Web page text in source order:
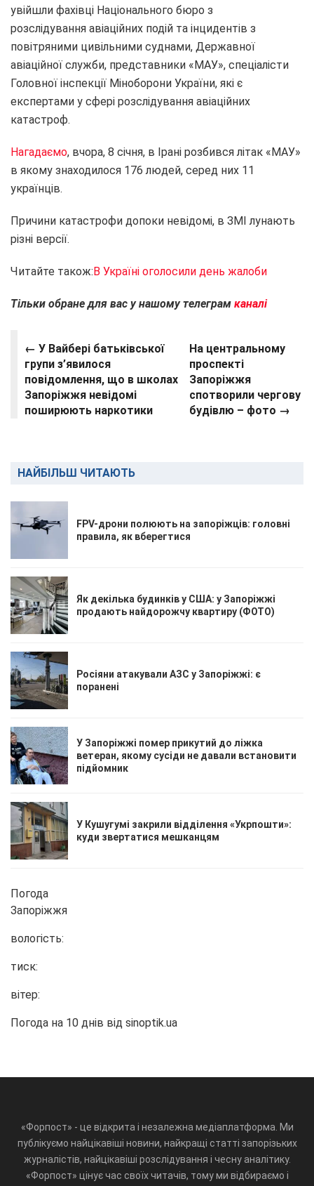
увійшли фахівці Національного бюро з
розслідування авіаційних подій та інцидентів з
повітряними цивільними суднами, Державної
авіаційної служби, представники «МАУ», спеціалісти
Головної інспекції Міноборони України, які є
експертами у сфері розслідування авіаційних
катастроф.
Нагадаємо, вчора, 8 січня, в Ірані розбився літак «МАУ»
в якому знаходилося 176 людей, серед них 11
українців.
Причини катастрофи допоки невідомі, в ЗМІ лунають
різні версії.
Читайте також: В Україні оголосили день жалоби
Тільки обране для вас у нашому телеграм каналі
← У Вайбері батьківської
групи з’явилося
повідомлення, що в школах
Запоріжжя невідомі
поширюють наркотики
На центральному
проспекті
Запоріжжя
спотворили чергову
будівлю – фото →
НАЙБІЛЬШ ЧИТАЮТЬ
FPV-дрони полюють на запоріжців: головні
правила, як вберегтися
Як декілька будинків у США: у Запоріжжі
продають найдорожчу квартиру (ФОТО)
Росіяни атакували АЗС у Запоріжжі: є
поранені
У Запоріжжі помер прикутий до ліжка
ветеран, якому сусіди не давали встановити
підйомник
У Кушугумі закрили відділення «Укрпошти»:
куди звертатися мешканцям
Погода
Запоріжжя
вологість:
тиск:
вітер:
Погода на 10 днів від sinoptik.ua
«Форпост» - це відкрита і незалежна медіаплатформа. Ми
публікуємо найцікавіші новини, найкращі статті запорізьких
журналістів, найцікавіші розслідування і чесну аналітику.
«Форпост» цінує час своїх читачів, тому ми відбираємо і